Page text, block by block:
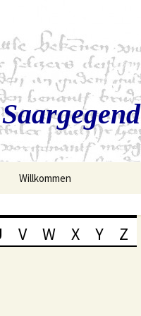
Willkommen
V W X Y Z